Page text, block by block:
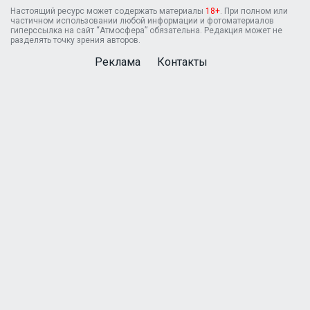
Настоящий ресурс может содержать материалы 18+ . При полном или
частичном использовании любой информации и фотоматериалов
гиперссылка на сайт “Атмосфера” обязательна. Редакция может не
разделять точку зрения авторов.
Реклама Контакты